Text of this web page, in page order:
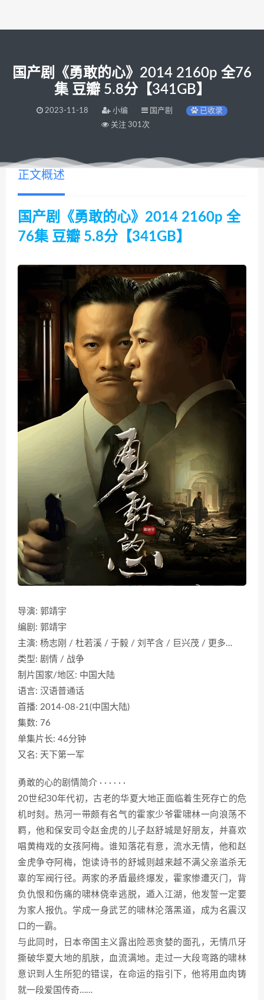
国产剧《勇敢的心》2014 2160p 全76
集 豆瓣 5.8分【341GB】
2023-11-18 小编 国产剧
已收录
关注 301次
正文概述
国产剧《勇敢的心》2014 2160p 全
76集 豆瓣 5.8分【341GB】
导演: 郭靖宇
编剧: 郭靖宇
主演: 杨志刚 / 杜若溪 / 于毅 / 刘芊含 / 巨兴茂 / 更多…
类型: 剧情 / 战争
制片国家/地区: 中国大陆
语言: 汉语普通话
首播: 2014-08-21(中国大陆)
集数: 76
单集片长: 46分钟
又名: 天下第一军
勇敢的心的剧情简介 · · · · · ·
20世纪30年代初，古老的华夏大地正面临着生死存亡的危
机时刻。热河一带颇有名气的霍家少爷霍啸林一向浪荡不
羁，他和保安司令赵金虎的儿子赵舒城是好朋友，并喜欢
唱黄梅戏的女孩阿梅。谁知落花有意，流水无情，他和赵
金虎争夺阿梅，饱读诗书的舒城则越来越不满父亲滥杀无
辜的军阀行径。两家的矛盾最终爆发，霍家惨遭灭门，背
负仇恨和伤痛的啸林侥幸逃脱，遁入江湖，他发誓一定要
为家人报仇。学成一身武艺的啸林沦落黑道，成为名震汉
口的一霸。
与此同时，日本帝国主义露出险恶贪婪的面孔，无情爪牙
撕破华夏大地的肌肤，血流满地。走过一大段弯路的啸林
意识到人生所犯的错误，在命运的指引下，他将用血肉铸
就一段爱国传奇……